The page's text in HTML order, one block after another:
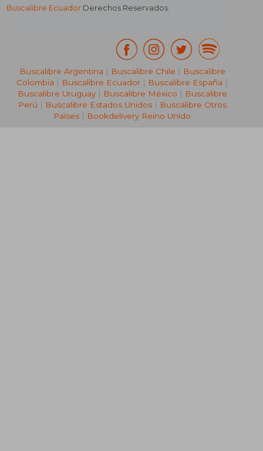
Buscalibre Ecuador Derechos Reservados.
Buscalibre Argentina | Buscalibre Chile | Buscalibre
Colombia | Buscalibre Ecuador | Buscalibre España |
Buscalibre Uruguay| Buscalibre México | Buscalibre
Perú | Buscalibre Estados Unidos| Buscalibre Otros
Países | Bookdelivery Reino Unido